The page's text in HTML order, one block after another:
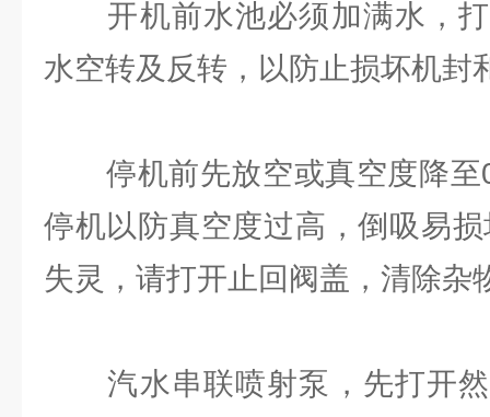
开机前水池必须加满水，打
水空转及反转，以防止损坏机封
停机前先放空或真空度降至
停机以防真空度过高，倒吸易
失灵，请打开止回阀盖，清除杂
汽水串联喷射泵，先打开然